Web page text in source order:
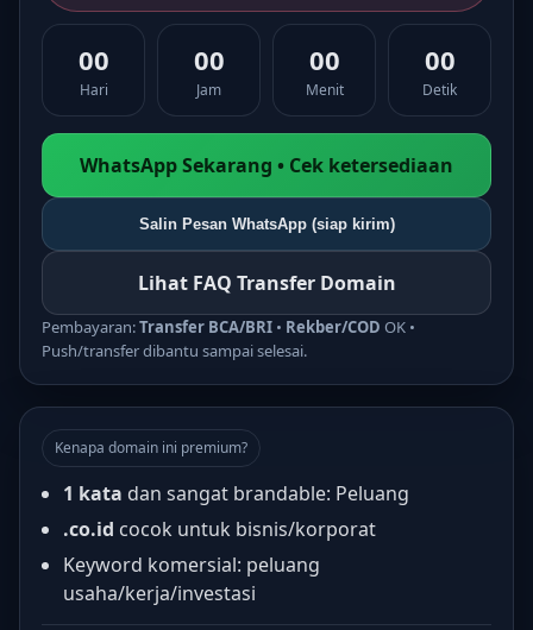
00
Hari
00
Jam
00
Menit
00
Detik
WhatsApp Sekarang • Cek ketersediaan
Salin Pesan WhatsApp (siap kirim)
Lihat FAQ Transfer Domain
Pembayaran:Transfer BCA/BRI • Rekber/COD OK •
Push/transfer dibantu sampai selesai.
Kenapa domain ini premium?
1 kata dan sangat brandable: Peluang
.co.id cocok untuk bisnis/korporat
Keyword komersial: peluang
usaha/kerja/investasi